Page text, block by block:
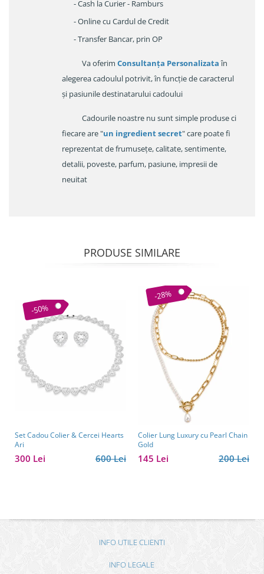
- Cash la Curier - Ramburs
- Online cu Cardul de Credit
- Transfer Bancar, prin OP
Va oferim Consultanța Personalizataîn
alegerea cadoulul potrivit, în funcție de caracterul
și pasiunile destinatarului cadoului
Cadourile noastre nu sunt simple produse ci
fiecare are "un ingredient secret" care poate fi
reprezentat de frumusețe, calitate, sentimente,
detalii, poveste, parfum, pasiune, impresii de
neuitat
PRODUSE SIMILARE
-50%
Set Cadou Colier & Cercei Hearts
Ari
600 Lei
300 Lei
-28%
Colier Lung Luxury cu Pearl Chain
Gold
200 Lei
145 Lei
INFO UTILE CLIENTI
INFO LEGALE